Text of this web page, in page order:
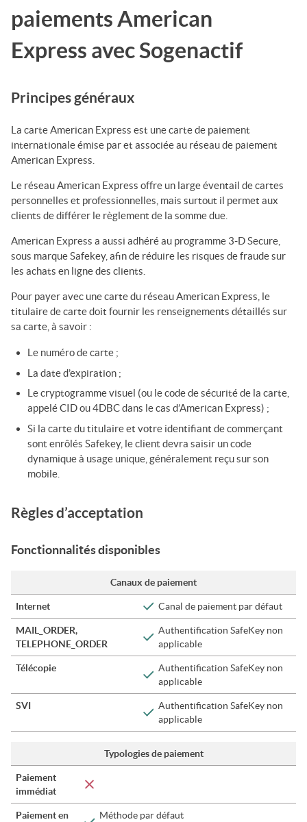
paiements American
Express avecSogenactif
Principes généraux
La carte American Express est une carte de paiement
internationale émise par et associée au réseau de paiement
American Express.
Le réseau American Express offre un large éventail de cartes
personnelles et professionnelles, mais surtout il permet aux
clients de différer le règlement de la somme due.
American Express a aussi adhéré au programme 3-D Secure,
sous marque Safekey, afin de réduire les risques de fraude sur
les achats en ligne des clients.
Pour payer avec une carte du réseau American Express, le
titulaire de carte doit fournir les renseignements détaillés sur
sa carte, à savoir :
Le numéro de carte ;
La date d’expiration ;
Le cryptogramme visuel (ou le code de sécurité de la carte,
appelé CID ou 4DBC dans le cas d’American Express) ;
Si la carte du titulaire et votre identifiant de commerçant
sont enrôlés Safekey, le client devra saisir un code
dynamique à usage unique, généralement reçu sur son
mobile.
Règles d’acceptation
Fonctionnalités disponibles
Canaux de paiement
Internet Canal de paiement par défaut
MAIL_ORDER,
TELEPHONE_ORDER
Authentification SafeKey non
applicable
Télécopie
Authentification SafeKey non
applicable
SVI
Authentification SafeKey non
applicable
Typologies de paiement
Paiement
immédiat
Paiement en
Méthode par défaut